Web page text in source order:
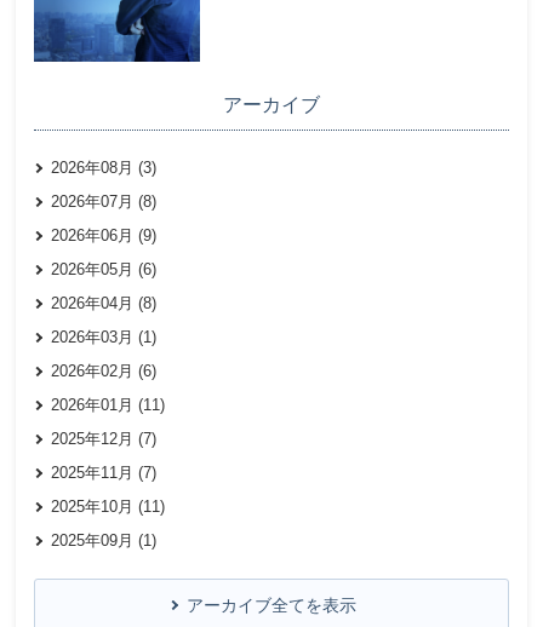
アーカイブ
2026年08月 (3)
2026年07月 (8)
2026年06月 (9)
2026年05月 (6)
2026年04月 (8)
2026年03月 (1)
2026年02月 (6)
2026年01月 (11)
2025年12月 (7)
2025年11月 (7)
2025年10月 (11)
2025年09月 (1)
アーカイブ全てを表示